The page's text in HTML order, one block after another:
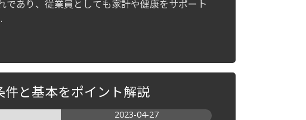
あり、従業員としても家計や健康をサポート
と基本をポイント解説
2023-04-27